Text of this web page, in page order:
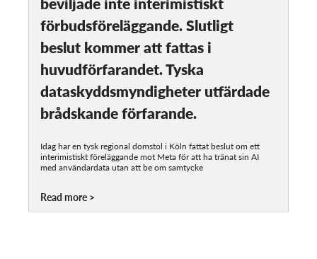
förbudsföreläggande. Slutligt
beslut kommer att fattas i
huvudförfarandet. Tyska
dataskyddsmyndigheter utfärdade
brådskande förfarande.
Idag har en tysk regional domstol i Köln fattat beslut om ett
interimistiskt föreläggande mot Meta för att ha tränat sin AI
med användardata utan att be om samtycke
Read more